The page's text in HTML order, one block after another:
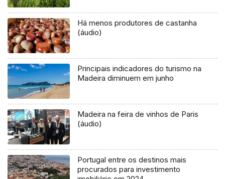
Há menos produtores de castanha
(áudio)
Principais indicadores do turismo na
Madeira diminuem em junho
Madeira na feira de vinhos de Paris
(áudio)
Portugal entre os destinos mais
procurados para investimento